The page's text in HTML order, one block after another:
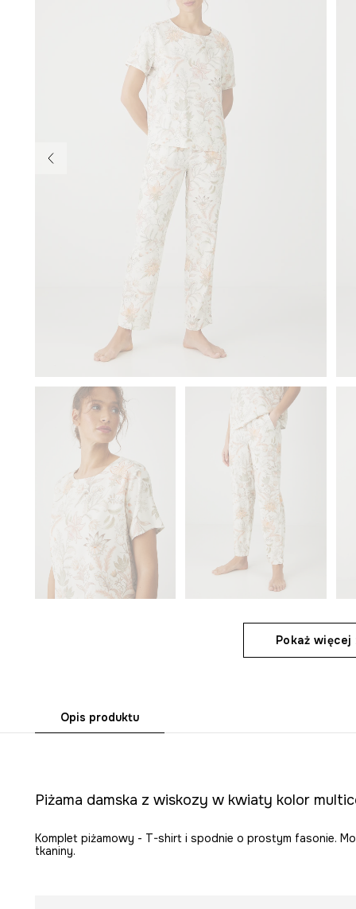
Pokaż więcej
Opis produktu
Piżama damska z wiskozy w kwiaty kolor
Komplet piżamowy - T-shirt i spodnie o prostym fasonie.
tkaniny.